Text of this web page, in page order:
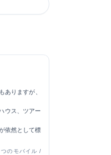
ありますが、
ウス、ツアー
依然として標
のモバイル /